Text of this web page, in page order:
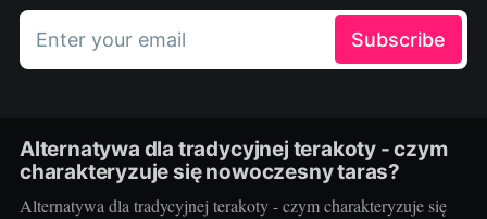
Enter your email Subscribe
Alternatywa dla tradycyjnej terakoty - czym
charakteryzuje się nowoczesny taras?
Alternatywa dla tradycyjnej terakoty - czym charakteryzuje się